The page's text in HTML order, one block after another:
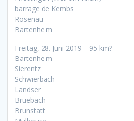
barrage de Kembs
Rosenau
Bartenheim
Freitag, 28. Juni 2019 – 95 km?
Bartenheim
Sierentz
Schwierbach
Landser
Bruebach
Brunstatt